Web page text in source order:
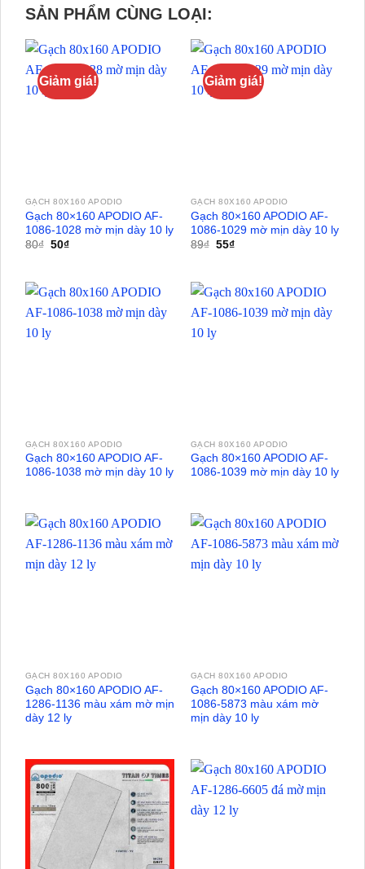
SẢN PHẨM CÙNG LOẠI:
Giảm giá!
GẠCH 80X160 APODIO
Gạch 80×160 APODIO AF-
1086-1028 mờ mịn dày 10 ly
80₫ Giá
50₫Giá
50₫.
Giảm giá!
GẠCH 80X160 APODIO
Gạch 80×160 APODIO AF-
1086-1029 mờ mịn dày 10 ly
89₫ Giá
55₫Giá
55₫.
GẠCH 80X160 APODIO
Gạch 80×160 APODIO AF-
1086-1038 mờ mịn dày 10 ly
GẠCH 80X160 APODIO
Gạch 80×160 APODIO AF-
1086-1039 mờ mịn dày 10 ly
GẠCH 80X160 APODIO
Gạch 80×160 APODIO AF-
1286-1136 màu xám mờ mịn
dày 12 ly
GẠCH 80X160 APODIO
Gạch 80×160 APODIO AF-
1086-5873 màu xám mờ
mịn dày 10 ly